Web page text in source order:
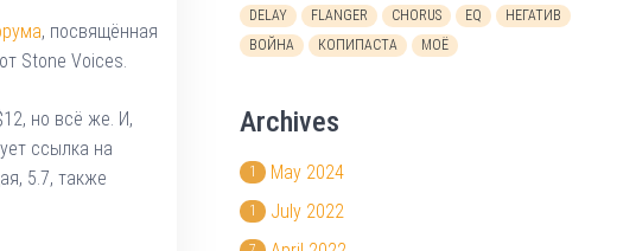
, посвящённая
от Stone Voices.
но всё же. И,
ссылка на
5.7, также
DELAY
FLANGER CHORUS EQ
НЕГАТИВ
ВОЙНА
КОПИПАСТА МОЁ
Archives
1 May 2024
1 July 2022